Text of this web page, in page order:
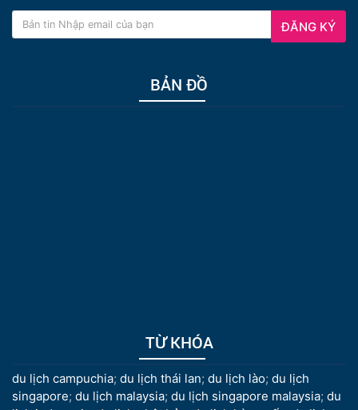
ĐĂNG KÝ
BẢN ĐỒ
TỪ KHÓA
du lịch campuchia; du lịch thái lan; du lịch lào; du lịch
singapore; du lịch malaysia; du lịch singapore malaysia; du